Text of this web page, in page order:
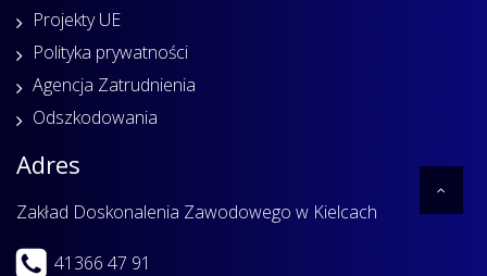
Projekty UE
Polityka prywatności
Agencja Zatrudnienia
Odszkodowania
Adres
Zakład Doskonalenia Zawodowego w Kielcach
41366 47 91